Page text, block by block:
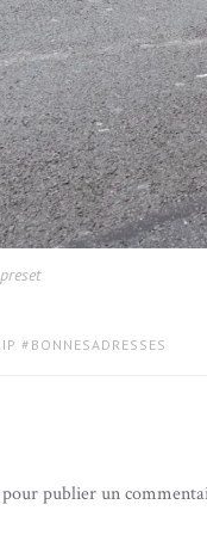
#BONNESADRESSES
pour publier un